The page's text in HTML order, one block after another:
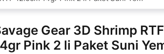
Gear 3D Shrimp
Pink 2 li Paket Suni